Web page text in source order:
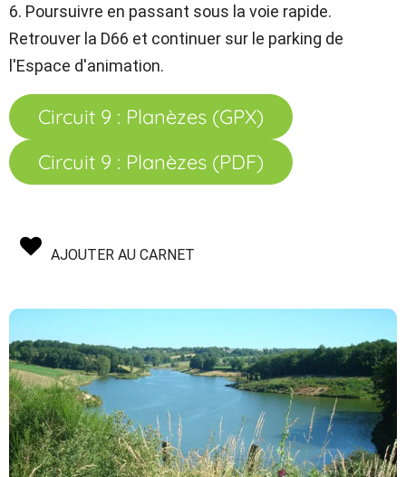
6. Poursuivre en passant sous la voie rapide.
Retrouver la D66 et continuer sur le parking de
l'Espace d'animation.
Circuit 9 : Planèzes (GPX)
Circuit 9 : Planèzes (PDF)
AJOUTER AU CARNET